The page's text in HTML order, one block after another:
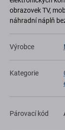
obrazovek TV,
náhradní náplň
Výrobce
Kategorie
Párovací kód